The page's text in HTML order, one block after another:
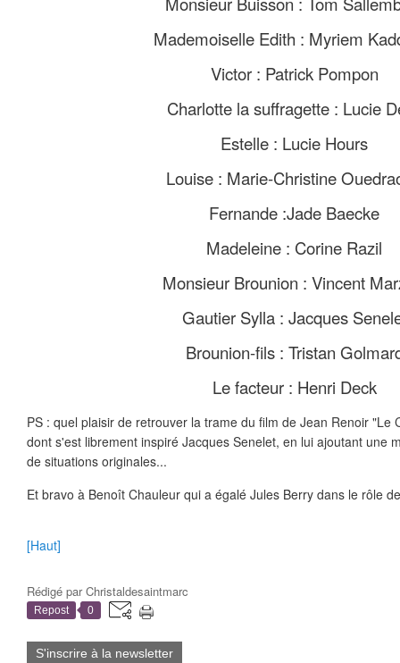
Mademoiselle Edith : Myriem
Victor : Patrick Pompon
Charlotte la suffragette : Lucie
Estelle : Lucie Hours
Louise : Marie-Christine
Fernande :Jade Baecke
Madeleine : Corine Razil
Monsieur Brounion : Vincent
Gautier Sylla : Jacques
Brounion-fils : Tristan
Le facteur : Henri Deck
PS : quel plaisir de retrouver la trame du film de Jean Renoir "Le
dont s'est librement inspiré Jacques Senelet, en lui ajoutant une
de situations originales...
Et bravo à Benoît Chauleur qui a égalé Jules Berry dans le rôle
[Haut]
Rédigé parChristaldesaintmarc
Repost 0
S'inscrire à la newsletter